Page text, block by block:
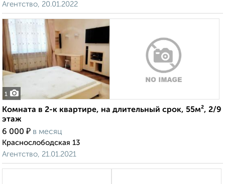
Агентство, 20.01.2022
1
Комната в 2-к квартире, на длительный срок, 55м², 2/9
этаж
6 000 ₽ в месяц
Краснослободская 13
Агентство, 21.01.2021